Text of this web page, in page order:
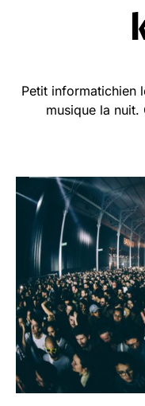
Petit informatichien
musique la